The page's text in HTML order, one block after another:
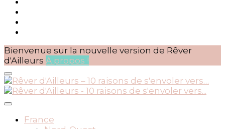
Bienvenue sur la nouvelle version de Rêver
d'Ailleurs A propos !
Rêver d'Ailleurs – 10 raisons
France